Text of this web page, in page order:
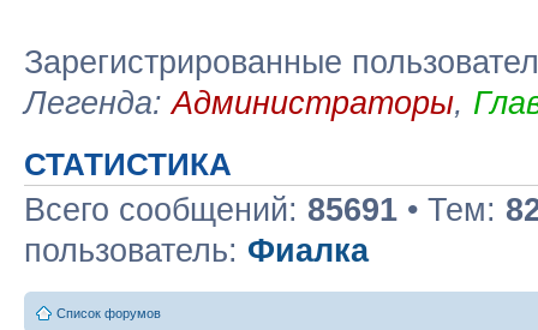
Зарегистрированные
Легенда:Администраторы,
СТАТИСТИКА
Всего сообщений: 85691 • Тем:
пользователь: Фиалка
Список форумов